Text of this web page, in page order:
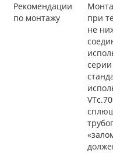
Рекомендации
по монтажу
при
не